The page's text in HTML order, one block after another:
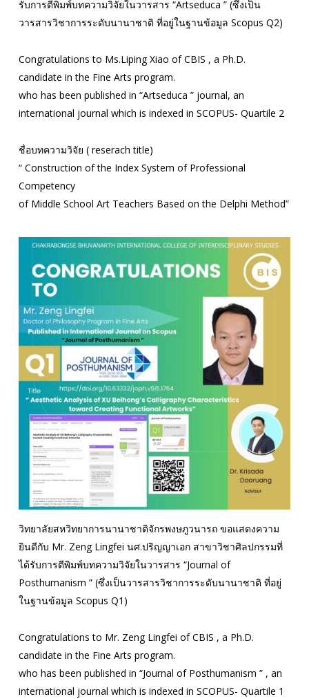
รับการตีพิมพ์บทความวิจัยในวารสาร “Artseduca ” (ซึ่งเป็น
วารสารวิชาการระดับนานาชาติ ที่อยู่ในฐานข้อมูล Scopus Q2)
Congratulations to Ms.Liping Xiao of CBIS , a Ph.D.
candidate in the Fine Arts program.
who has been published in “Artseduca ” journal, an
international journal which is indexed in SCOPUS- Quartile 2
ชื่อบทความวิจัย ( reserach title)
“ Construction of the Index System of Professional
Competency
of Middle School Art Teachers Based on the Delphi Method”
วิทยาลัยสหวิทยาการนานาชาติจักรพงษภูวนารถ ขอแสดงความ
ยินดีกับ Mr. Zeng Lingfei นศ.ปริญญาเอก สาขาวิชาศิลปกรรมที่
ได้รับการตีพิมพ์บทความวิจัยในวารสาร “Journal of
Posthumanism ” (ซึ่งเป็นวารสารวิชาการระดับนานาชาติ ที่อยู่
ในฐานข้อมูล Scopus Q1)
Congratulations to Mr. Zeng Lingfei of CBIS , a Ph.D.
candidate in the Fine Arts program.
who has been published in “Journal of Posthumanism ” , an
international journal which is indexed in SCOPUS- Quartile 1